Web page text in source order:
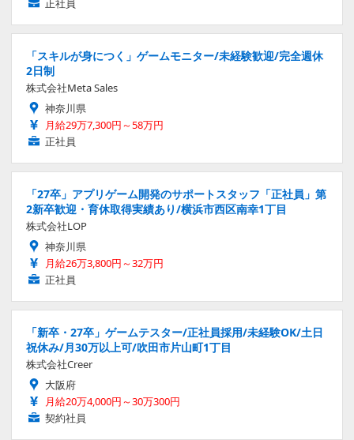
「スキルが身につく」ゲームモニター/未経験歓迎/完全週休
2日制
株式会社Meta Sales
神奈川県
月給29万7,300円～58万円
正社員
「27卒」アプリゲーム開発のサポートスタッフ「正社員」第
2新卒歓迎・育休取得実績あり/横浜市西区南幸1丁目
株式会社LOP
神奈川県
月給26万3,800円～32万円
正社員
「新卒・27卒」ゲームテスター/正社員採用/未経験OK/土日
祝休み/月30万以上可/吹田市片山町1丁目
株式会社Creer
大阪府
月給20万4,000円～30万300円
契約社員